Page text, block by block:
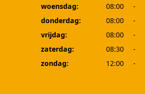
woensdag:
08:00 -
donderdag:
08:00 -
vrijdag:
08:00 -
zaterdag:
08:30 -
zondag:
12:00 -